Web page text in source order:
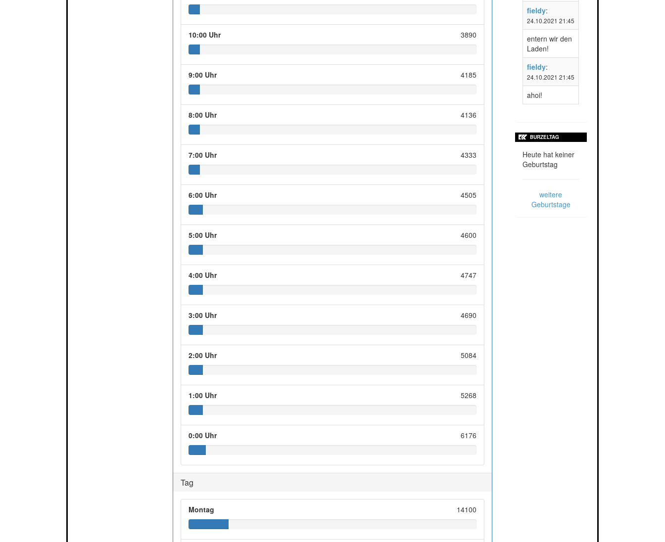
10:00 Uhr 3890
9:00 Uhr 4185
8:00 Uhr 4136
7:00 Uhr 4333
6:00 Uhr 4505
5:00 Uhr 4600
4:00 Uhr 4747
3:00 Uhr 4690
2:00 Uhr 5084
1:00 Uhr 5268
0:00 Uhr 6176
Tag
Montag 14100
fieldy:
24.10.2021 21:45
entern wir den
Laden!
fieldy:
24.10.2021 21:45
ahoi!
BURZELTAG
Heute hat keiner
Geburtstag
weitere
Geburtstage